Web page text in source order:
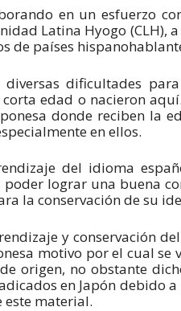
en un esfuerzo
Latina Hyogo (CLH),
de países
diversas dificultades
edad o nacieron
donde reciben la
en ellos.
del idioma
lograr una buena
la conservación de su
y conservación
motivo por el cual se
origen, no obstante
en Japón debido
material.